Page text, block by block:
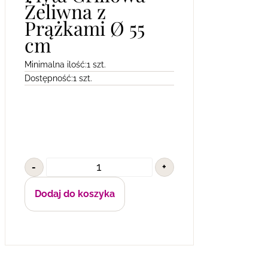
Żeliwna z
Prążkami Ø 55
cm
Minimalna ilość:1 szt.
Dostępność:1 szt.
- +
Dodaj do koszyka